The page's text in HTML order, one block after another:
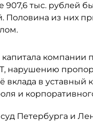
907,6 тыс.
Половина из них
капитала
нарушению
вклада в уставный
и
Петербурга и